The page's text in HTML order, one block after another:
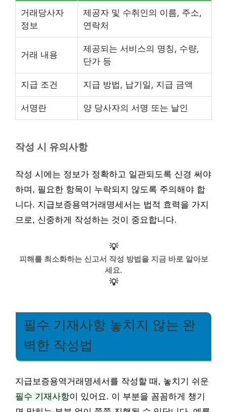
거래당사자
정보
제공자 및 수취인의 이름, 주소,
연락처
거래 내용
제공되는 서비스의 명칭, 수량,
단가 등
지급 조건 지급 방법, 납기일, 지급 금액
서명란 양 당사자의 서명 또는 날인
작성 시 유의사항
작성 시에는 정보가 정확하고 일관되도록 신경 써야
하며, 필요한 항목이 누락되지 않도록 주의해야 합
니다. 지급보증용역거래명세서는 법적 효력을 가지
므로, 신중하게 작성하는 것이 중요합니다.
💡
피해를 최소화하는 신고서 작성 방법을 지금 바로 알아보
세요.
💡
필수 기재사항 놓치지 않는 완
벽한 작성법
지급보증용역거래명세서를 작성할 때, 놓치기 쉬운
필수 기재사항이 있어요. 이 부분을 꼼꼼하게 챙기